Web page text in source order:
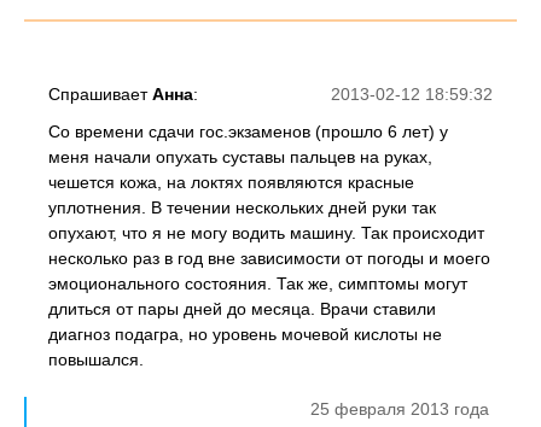
2013-02-12 18:59:32
СпрашиваетАнна:
Со времени сдачи гос.экзаменов (прошло 6 лет) у
меня начали опухать суставы пальцев на руках,
чешется кожа, на локтях появляются красные
уплотнения. В течении нескольких дней руки так
опухают, что я не могу водить машину. Так происходит
несколько раз в год вне зависимости от погоды и моего
эмоционального состояния. Так же, симптомы могут
длиться от пары дней до месяца. Врачи ставили
диагноз подагра, но уровень мочевой кислоты не
повышался.
25 февраля 2013 года